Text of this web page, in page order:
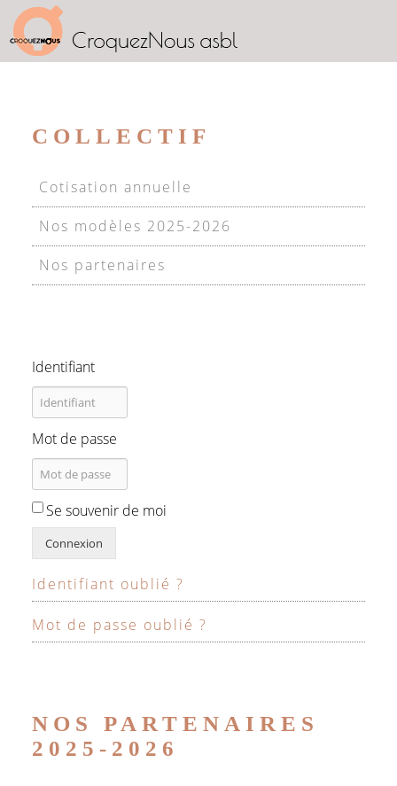
COLLECTIF
Cotisation annuelle
Nos modèles 2025-2026
Nos partenaires
Identifiant
Mot de passe
Se souvenir de moi
Connexion
Identifiant oublié ?
Mot de passe oublié ?
NOS PARTENAIRES
2025-2026